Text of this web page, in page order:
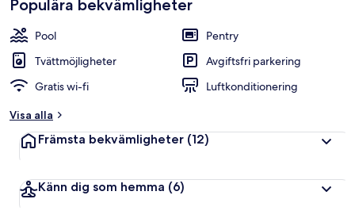
Populära bekvämligheter
Pool
Pentry
Tvättmöjligheter
Avgiftsfri parkering
Gratis wi-fi
Luftkonditionering
Visa alla
Främsta bekvämligheter (12)
Känn dig som hemma (6)